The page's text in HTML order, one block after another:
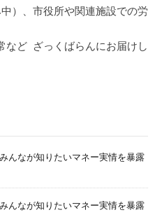
）、市役所や関連施設での労
など ざっくばらんにお届けし
んなが知りたいマネー実情を暴露
んなが知りたいマネー実情を暴露